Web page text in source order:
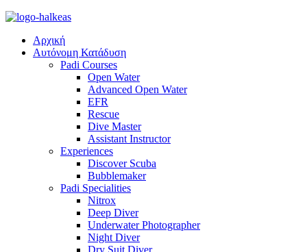
Αρχική
Αυτόνομη Κατάδυση
Padi Courses
Open Water
Advanced Open Water
EFR
Rescue
Dive Master
Assistant Instructor
Experiences
Discover Scuba
Bubblemaker
Padi Specialities
Nitrox
Deep Diver
Underwater Photographer
Night Diver
Dry Suit Diver